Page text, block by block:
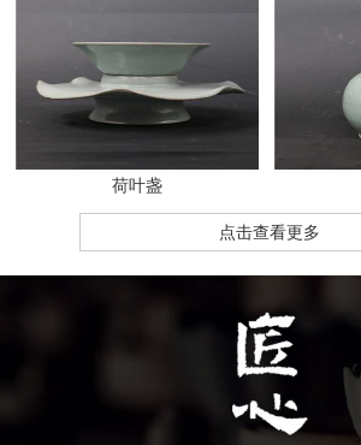
荷叶盏
点击查看更多